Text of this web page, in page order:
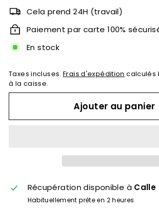
Cela prend 24H (travail)
Paiement par carte 100%
En stock
Taxes incluses. Frais d'expédition calculés
à la caisse.
Ajouter au panier
Récupération disponible à Calle
Habituellement prête en 2 heures